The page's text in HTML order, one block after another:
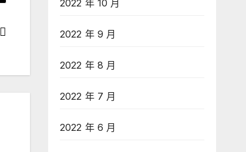
2022 年 10 月
2022 年 9 月
2022 年 8 月
2022 年 7 月
2022 年 6 月